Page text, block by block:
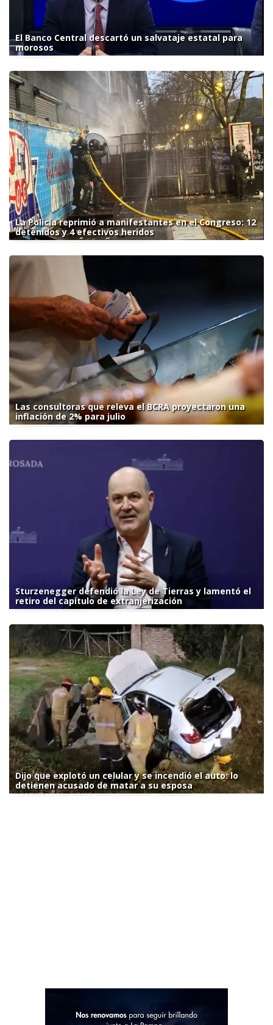
El Banco Central descartó un salvataje estatal para
morosos
La Policía reprimió a manifestantes en el Congreso: 12
detenidos y 4 efectivos heridos
Las consultoras que releva el BCRA proyectaron una
inflación de 2% para julio
Sturzenegger defendió la Ley de Tierras y lamentó el
retiro del capítulo de extranjerización
Dijo que explotó un celular y se incendió el auto: lo
detienen acusado de matar a su esposa